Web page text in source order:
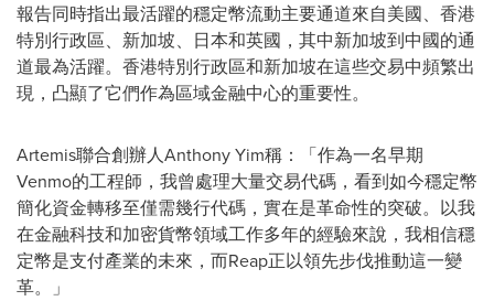
報告同時指出最活躍的穩定幣流動主要通道來自美國、香港
特別行政區、新加坡、日本和英國，其中新加坡到中國的通
道最為活躍。香港特別行政區和新加坡在這些交易中頻繁出
現，凸顯了它們作為區域金融中心的重要性。
Artemis聯合創辦人Anthony Yim稱：「作為一名早期
Venmo的工程師，我曾處理大量交易代碼，看到如今穩定幣
簡化資金轉移至僅需幾行代碼，實在是革命性的突破。以我
在金融科技和加密貨幣領域工作多年的經驗來說，我相信穩
定幣是支付產業的未來，而Reap正以領先步伐推動這一變
革。」